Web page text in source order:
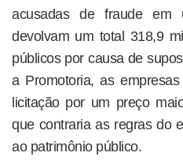
acusadas de fraude em
devolvam um total 318,9
públicos por causa de
a Promotoria, as
licitação por um preço
que contraria as regras do
ao patrimônio público.